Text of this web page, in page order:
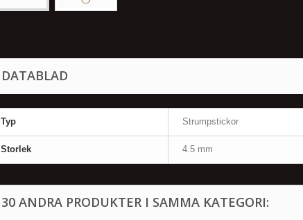
DATABLAD
Typ Strumpstickor
Storlek 4.5 mm
30 ANDRA PRODUKTER I SAMMA KATEGORI: